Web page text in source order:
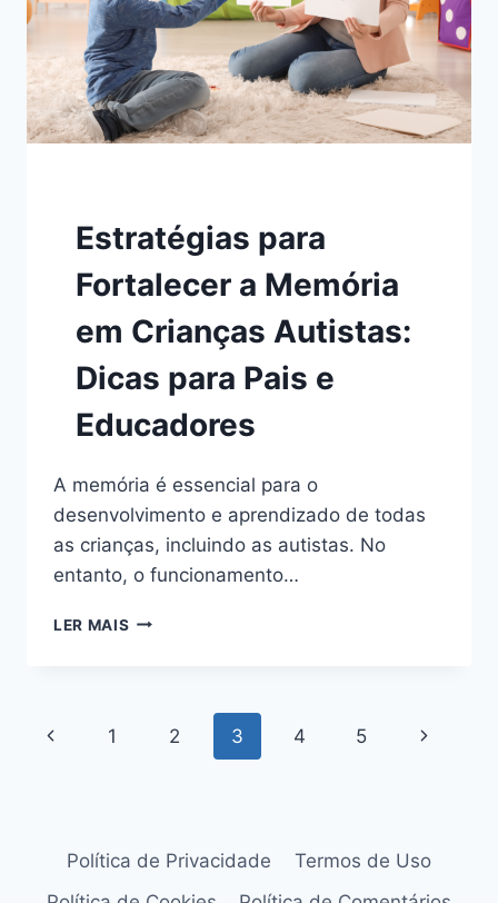
CRIANÇAS
AUTISTAS
Estratégias para
Fortalecer a Memória
em Crianças Autistas:
Dicas para Pais e
Educadores
A memória é essencial para o
desenvolvimento e aprendizado de todas
as crianças, incluindo as autistas. No
entanto, o funcionamento…
LER MAIS ESTRATÉGIAS
CRIANÇAS
PAIS
EDUCADORES
Navegação
Página
1 2 3 4 5
Página
Política de Privacidade
Termos de Uso